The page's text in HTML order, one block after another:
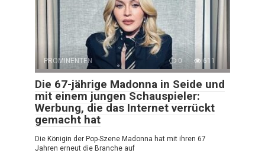
PROMINENTEN 0 611
Die 67-jährige Madonna in Seide und
mit einem jungen Schauspieler:
Werbung, die das Internet verrückt
gemacht hat
Die Königin der Pop-Szene Madonna hat mit ihren 67
Jahren erneut die Branche auf